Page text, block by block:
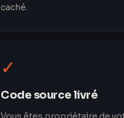
caché.
✓
Code source livré